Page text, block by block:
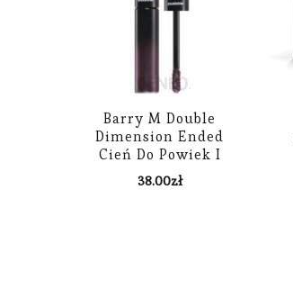
Barry M Double
Dimension Ended
Cień Do Powiek I
Eyeliner Odcień
Purple Parallel 4,5ml
38.00zł